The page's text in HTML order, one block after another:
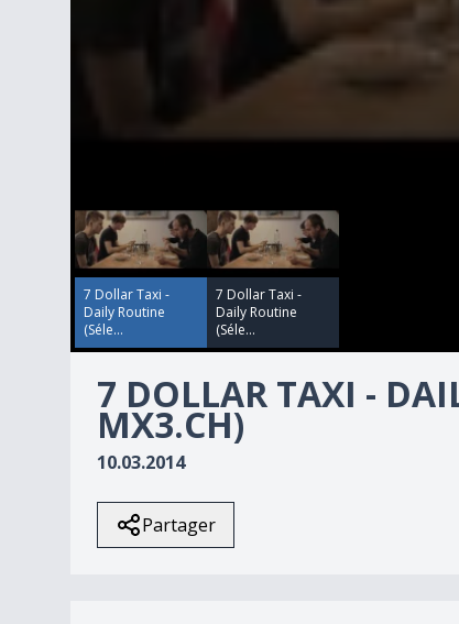
seconds
of
3
minutes,
secondVolume
90%
7 Dollar Taxi -
Daily Routine
(Séle...
7 Dollar Taxi -
Daily Routine
(Séle...
7 DOLLAR TAXI -
MX3.CH)
10.03.2014
Partager